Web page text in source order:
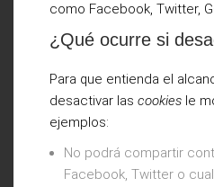
como Facebook, Twitter,
¿Qué ocurre si
Para que entienda el
desactivar las cookies le
ejemplos:
No podrá compartir
Facebook, Twitter o